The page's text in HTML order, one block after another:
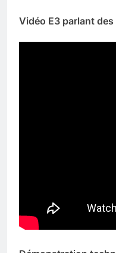
Vidéo E3 parlant